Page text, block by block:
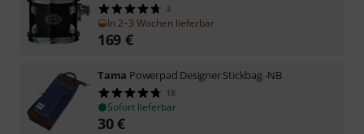
3
In 2–3 Wochen lieferbar
169 €
Tama Powerpad Designer Stickbag -NB
18
Sofort lieferbar
30€